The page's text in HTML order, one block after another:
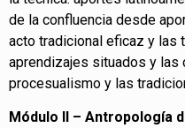
de la confluencia desde
acto tradicional eficaz y las
aprendizajes situados y las
procesualismo y las
Módulo II – Antropología